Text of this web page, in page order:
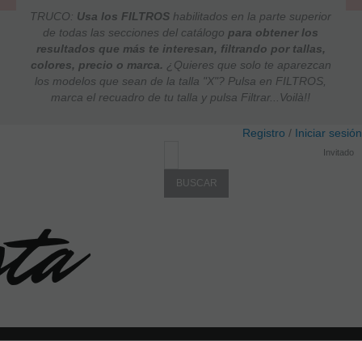
TRUCO: Usa los FILTROS habilitados en la parte superior
de todas las secciones del catálogo para obtener los
resultados que más te interesan, filtrando por tallas,
colores, precio o marca. ¿Quieres que solo te aparezcan
los modelos que sean de la talla "X"? Pulsa en FILTROS,
marca el recuadro de tu talla y pulsa Filtrar...Voilà!!
Registro / Iniciar sesión
Invitado